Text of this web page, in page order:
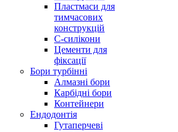
Пластмаси для
тимчасових
конструкцій
С-силікони
Цементи для
фіксації
Бори турбінні
Алмазні бори
Карбідні бори
Контейнери
Ендодонтія
Гутаперчеві